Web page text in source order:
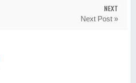
NEXT
Next Post »